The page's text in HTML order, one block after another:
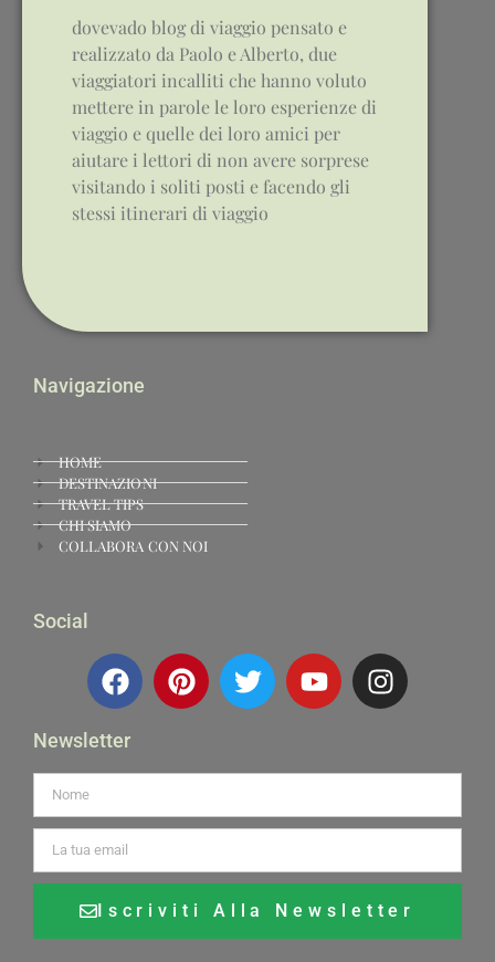
dovevado blog di viaggio pensato e
realizzato da Paolo e Alberto, due
viaggiatori incalliti che hanno voluto
mettere in parole le loro esperienze di
viaggio e quelle dei loro amici per
aiutare i lettori di non avere sorprese
visitando i soliti posti e facendo gli
stessi itinerari di viaggio
Navigazione
HOME
DESTINAZIONI
TRAVEL TIPS
CHI SIAMO
COLLABORA CON NOI
Social
Newsletter
Iscriviti Alla Newsletter